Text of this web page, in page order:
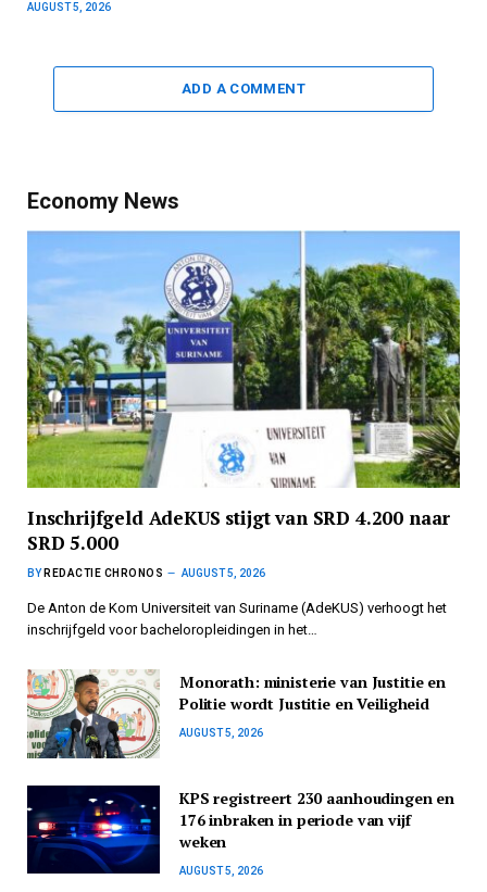
AUGUST 5, 2026
ADD A COMMENT
Economy News
Inschrijfgeld AdeKUS stijgt van SRD 4.200 naar
SRD 5.000
BY REDACTIE CHRONOS AUGUST 5, 2026
De Anton de Kom Universiteit van Suriname (AdeKUS) verhoogt het
inschrijfgeld voor bacheloropleidingen in het…
Monorath: ministerie van Justitie en
Politie wordt Justitie en Veiligheid
AUGUST 5, 2026
KPS registreert 230 aanhoudingen en
176 inbraken in periode van vijf
weken
AUGUST 5, 2026